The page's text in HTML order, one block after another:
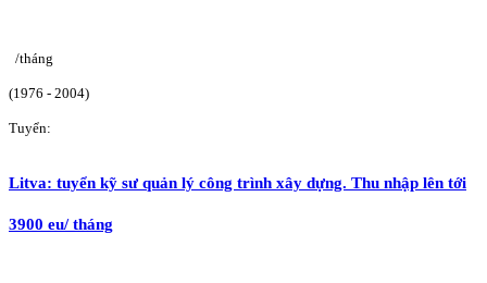
/tháng
(1976 - 2004)
Tuyển:
Litva: tuyển kỹ sư quản lý công trình xây dựng. Thu nhập lên tới
3900 eu/ tháng